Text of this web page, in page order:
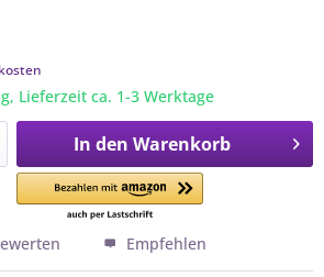
Lieferzeit ca. 1-3 Werktage
In den Warenkorb
Empfehlen